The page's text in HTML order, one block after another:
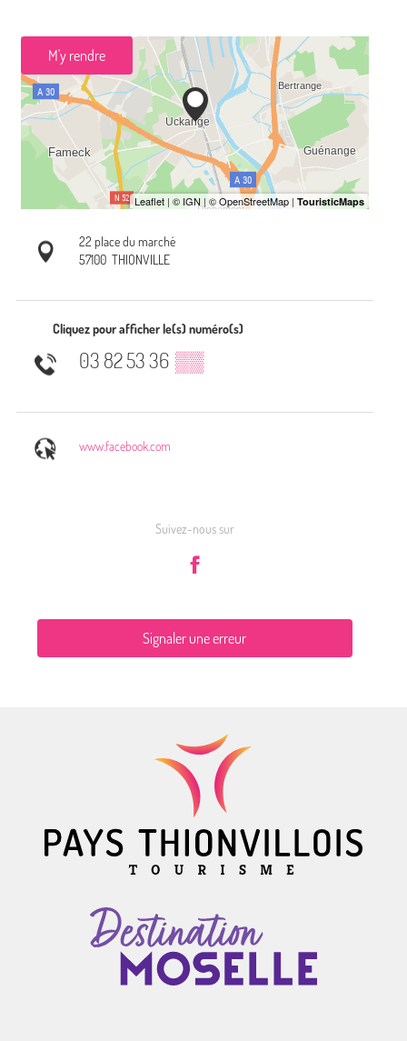
M'y rendre
22 place du marché
57100 THIONVILLE
Cliquez pour afficher le(s) numéro(s)
03 82 53 36 ▒▒
www.facebook.com
Suivez-nous sur
Signaler une erreur